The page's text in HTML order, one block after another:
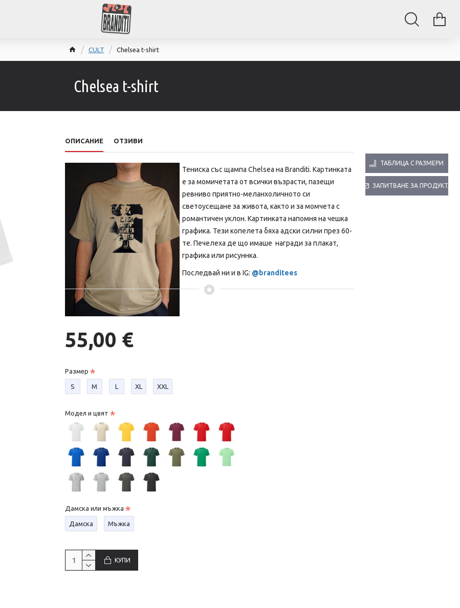
CULT Chelsea t-shirt
Chelsea t-shirt
ОПИСАНИЕ ОТЗИВИ
Тениска със щампа Chelsea на Branditi. Картинката
е за момичетата от всички възрасти, пазещи
ревниво приятно-меланхоличното си
светоусещане за живота, както и за момчета с
романтичен уклон. Картинката напомня на чешка
графика. Тези копелета бяха адски силни през 60-
те. Печелеха де що имаше награди за плакат,
графика или рисуннка.
Последвай ни и в IG: @branditees
ТАБЛИЦА С РАЗМЕРИ
ЗАПИТВАНЕ ЗА ПРОДУКТА
55,00 €
Размер
S М L XL XXL
Модел и цвят
Дамска или мъжка
Дамска Мъжка
КУПИ